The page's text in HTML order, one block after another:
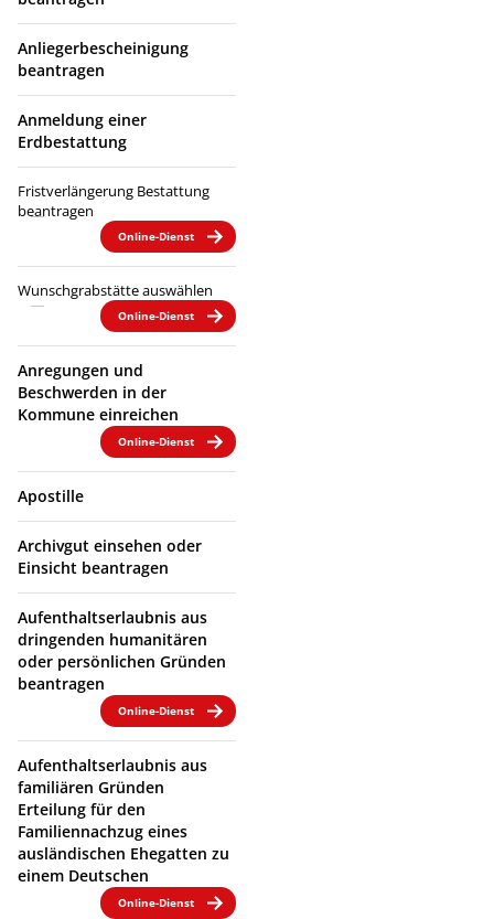
Anliegerbescheinigung
beantragen
Anmeldung einer
Erdbestattung
Fristverlängerung Bestattung
beantragen
Online-Dienst
Wunschgrabstätte auswählen
Online-Dienst
Anregungen und
Beschwerden in der
Kommune einreichen
Online-Dienst
Apostille
Archivgut einsehen oder
Einsicht beantragen
Aufenthaltserlaubnis aus
dringenden humanitären
oder persönlichen Gründen
beantragen
Online-Dienst
Aufenthaltserlaubnis aus
familiären Gründen
Erteilung für den
Familiennachzug eines
ausländischen Ehegatten zu
einem Deutschen
Online-Dienst